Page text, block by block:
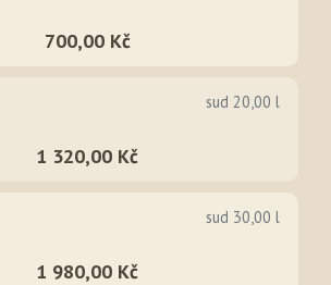
700,00 Kč
sud 20,00 l
1 320,00 Kč
sud 30,00 l
1 980,00 Kč